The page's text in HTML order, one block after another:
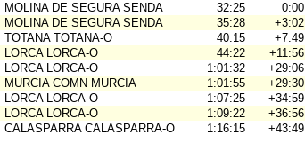
MOLINA DE SEGURA SENDA 32:25
0:00
MOLINA DE SEGURA SENDA 35:28
+3:02
TOTANA TOTANA-O 40:15
+7:49
LORCA LORCA-O 44:22
+11:56
LORCA LORCA-O 1:01:32
+29:06
MURCIA COMN MURCIA 1:01:55
+29:30
LORCA LORCA-O 1:07:25
+34:59
LORCA LORCA-O 1:09:22
+36:56
CALASPARRA CALASPARRA-O 1:16:15 +43:49